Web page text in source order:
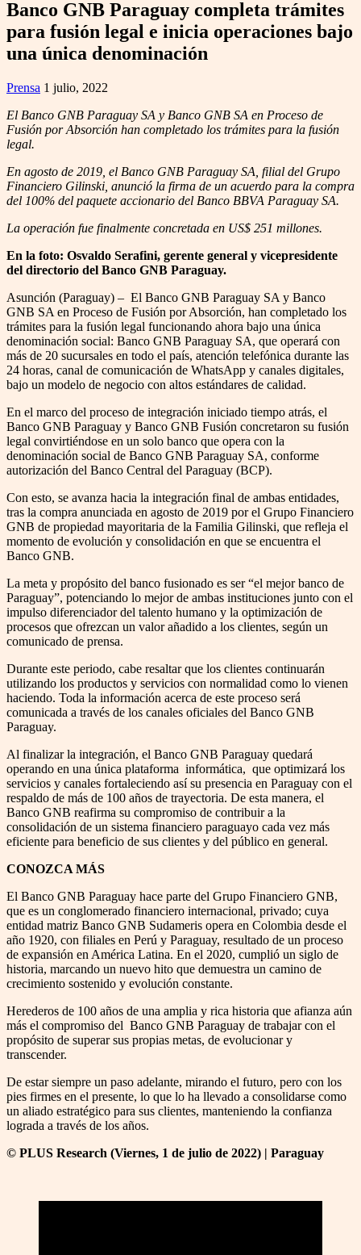
Banco GNB Paraguay completa trámites
para fusión legal e inicia operaciones bajo
una única denominación
Prensa 1 julio, 2022
El Banco GNB Paraguay SA y Banco GNB SA en Proceso de
Fusión por Absorción han completado los trámites para la fusión
legal.
En agosto de 2019, el Banco GNB Paraguay SA, filial del Grupo
Financiero Gilinski, anunció la firma de un acuerdo para la compra
del 100% del paquete accionario del Banco BBVA Paraguay SA.
La operación fue finalmente concretada en US$ 251 millones.
En la foto: Osvaldo Serafini, gerente general y vicepresidente
del directorio del Banco GNB Paraguay.
Asunción (Paraguay) – El Banco GNB Paraguay SA y Banco
GNB SA en Proceso de Fusión por Absorción, han completado los
trámites para la fusión legal funcionando ahora bajo una única
denominación social: Banco GNB Paraguay SA, que operará con
más de 20 sucursales en todo el país, atención telefónica durante las
24 horas, canal de comunicación de WhatsApp y canales digitales,
bajo un modelo de negocio con altos estándares de calidad.
En el marco del proceso de integración iniciado tiempo atrás, el
Banco GNB Paraguay y Banco GNB Fusión concretaron su fusión
legal convirtiéndose en un solo banco que opera con la
denominación social de Banco GNB Paraguay SA, conforme
autorización del Banco Central del Paraguay (BCP).
Con esto, se avanza hacia la integración final de ambas entidades,
tras la compra anunciada en agosto de 2019 por el Grupo Financiero
GNB de propiedad mayoritaria de la Familia Gilinski, que refleja el
momento de evolución y consolidación en que se encuentra el
Banco GNB.
La meta y propósito del banco fusionado es ser “el mejor banco de
Paraguay”, potenciando lo mejor de ambas instituciones junto con el
impulso diferenciador del talento humano y la optimización de
procesos que ofrezcan un valor añadido a los clientes, según un
comunicado de prensa.
Durante este periodo, cabe resaltar que los clientes continuarán
utilizando los productos y servicios con normalidad como lo vienen
haciendo. Toda la información acerca de este proceso será
comunicada a través de los canales oficiales del Banco GNB
Paraguay.
Al finalizar la integración, el Banco GNB Paraguay quedará
operando en una única plataforma informática, que optimizará los
servicios y canales fortaleciendo así su presencia en Paraguay con el
respaldo de más de 100 años de trayectoria. De esta manera, el
Banco GNB reafirma su compromiso de contribuir a la
consolidación de un sistema financiero paraguayo cada vez más
eficiente para beneficio de sus clientes y del público en general.
CONOZCA MÁS
El Banco GNB Paraguay hace parte del Grupo Financiero GNB,
que es un conglomerado financiero internacional, privado; cuya
entidad matriz Banco GNB Sudameris opera en Colombia desde el
año 1920, con filiales en Perú y Paraguay, resultado de un proceso
de expansión en América Latina. En el 2020, cumplió un siglo de
historia, marcando un nuevo hito que demuestra un camino de
crecimiento sostenido y evolución constante.
Herederos de 100 años de una amplia y rica historia que afianza aún
más el compromiso del Banco GNB Paraguay de trabajar con el
propósito de superar sus propias metas, de evolucionar y
transcender.
De estar siempre un paso adelante, mirando el futuro, pero con los
pies firmes en el presente, lo que lo ha llevado a consolidarse como
un aliado estratégico para sus clientes, manteniendo la confianza
lograda a través de los años.
© PLUS Research (Viernes, 1 de julio de 2022) | Paraguay